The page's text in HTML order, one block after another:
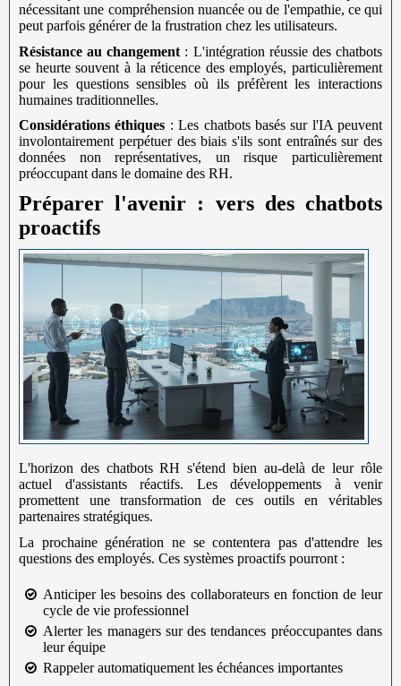
nécessitant une compréhension nuancée ou de l'empathie, ce qui
peut parfois générer de la frustration chez les utilisateurs.
Résistance au changement : L'intégration réussie des chatbots
se heurte souvent à la réticence des employés, particulièrement
pour les questions sensibles où ils préfèrent les interactions
humaines traditionnelles.
Considérations éthiques : Les chatbots basés sur l'IA peuvent
involontairement perpétuer des biais s'ils sont entraînés sur des
données non représentatives, un risque particulièrement
préoccupant dans le domaine des RH.
Préparer l'avenir : vers des chatbots
proactifs
L'horizon des chatbots RH s'étend bien au-delà de leur rôle
actuel d'assistants réactifs. Les développements à venir
promettent une transformation de ces outils en véritables
partenaires stratégiques.
La prochaine génération ne se contentera pas d'attendre les
questions des employés. Ces systèmes proactifs pourront :
Anticiper les besoins des collaborateurs en fonction de leur
cycle de vie professionnel
Alerter les managers sur des tendances préoccupantes dans
leur équipe
Rappeler automatiquement les échéances importantes